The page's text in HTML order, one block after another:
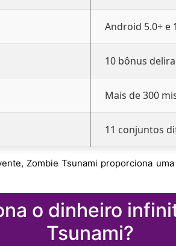
Android 5.0+ e
10 bônus
Mais de 300
11 conjuntos
Zombie Tsunami proporciona
o dinheiro
Tsunami?